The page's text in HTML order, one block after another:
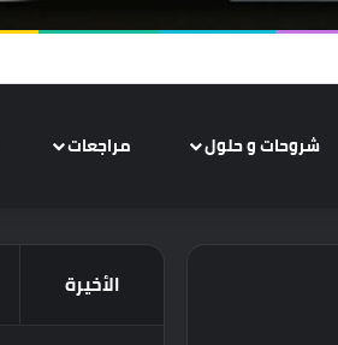
شروحات و حلول مراجعات
الأخيرة